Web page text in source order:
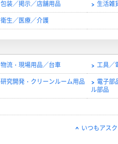
包装／掲示／店舗用品 生活雑
衛生／医療／介護
物流・現場用品／台車 工具／
研究開発・クリーンルーム用品
電子部
ル部品
いつもアス